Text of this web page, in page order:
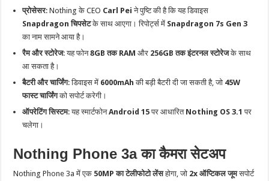
प्रोसेसर: Nothing के CEO Carl Pei ने पुष्टि की है कि यह डिवाइस
Snapdragon चिपसेटके साथ आएगा। रिपोर्ट्स में Snapdragon 7s Gen 3
का नाम सामने आया है।
रैम और स्टोरेज: यह फोन8GB तक RAM और 256GB तक इंटरनल स्टोरेजके साथ
आ सकता है।
बैटरी और चार्जिंग: डिवाइस में 6000mAh की बड़ी बैटरी दी जा सकती है, जो 45W
फास्ट चार्जिंगको सपोर्ट करेगी।
ऑपरेटिंग सिस्टम: यह स्मार्टफोनAndroid 15पर आधारित Nothing OS 3.1 पर
चलेगा।
Nothing Phone 3a का कैमरा सेटअप
Nothing Phone 3a में एक 50MP का टेलीफोटो लेंसहोगा, जो 2x ऑप्टिकल जूमसपोर्ट